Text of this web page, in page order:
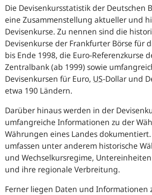
Die Devisenkursstatistik der Deutschen
eine Zusammenstellung aktueller und
Devisenkurse. Zu nennen sind die
Devisenkurse der Frankfurter Börse für
bis Ende 1998, die Euro-Referenzkurse
Zentralbank (ab 1999) sowie
Devisenkursen für Euro, US-Dollar und
etwa 190 Ländern.
Darüber hinaus werden in der
umfangreiche Informationen zu der
Währungen eines Landes
umfassen unter anderem historische
und Wechselkursregime,
und ihre regionale Verbreitung.
Ferner liegen Daten und Informationen